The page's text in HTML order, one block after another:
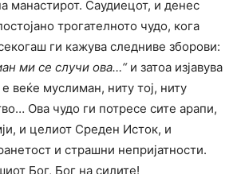
манастирот. Саудиецот, и денес
трогателното чудо, кога
ги кажува следниве зборови:
ми се случи ова…“и затоа изјавува
веќе муслиман, ниту тој, ниту
Ова чудо ги потресе сите арапи,
и целиот Среден Исток, и
и страшни непријатности.
Бог, Бог на силите!